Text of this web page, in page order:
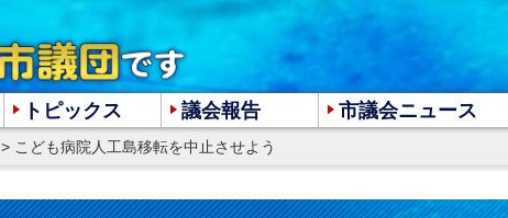
> こども病院人工島移転を中止させよう
大 中 小
トピックス 議会報告 市議会ニュース